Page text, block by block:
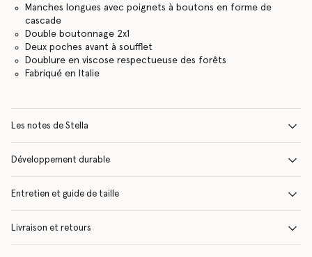
Manches longues avec poignets à boutons en forme de
cascade
Double boutonnage 2x1
Deux poches avant à soufflet
Doublure en viscose respectueuse des forêts
Fabriqué en Italie
Les notes de Stella
Développement durable
Entretien et guide de taille
Livraison et retours